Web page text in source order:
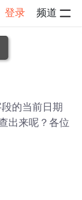
登录 频道
的当前日期
出来呢？各位